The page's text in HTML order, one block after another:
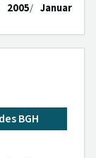
2005
Januar
BGH